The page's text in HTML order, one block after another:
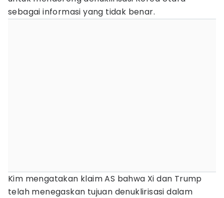
sebagai informasi yang tidak benar.
Kim mengatakan klaim AS bahwa Xi dan Trump
telah menegaskan tujuan denuklirisasi dalam